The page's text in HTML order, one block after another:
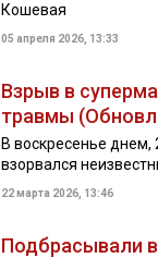
Кошевая
05 апреля 2026, 13:33
Взрыв в
травмы
В воскресенье днем,
взорвался
22 марта 2026, 13:46
Подбрасывали